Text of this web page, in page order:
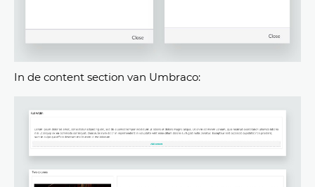
In de content section van Umbraco: